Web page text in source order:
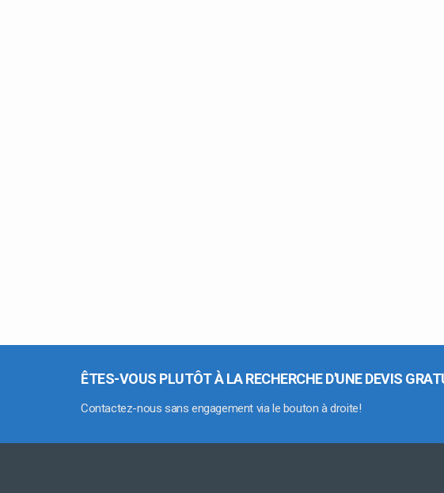
ÊTES-VOUS PLUTÔT À LA RECHERCHE D'UNE DEVIS
Contactez-nous sans engagement via le bouton à droite!